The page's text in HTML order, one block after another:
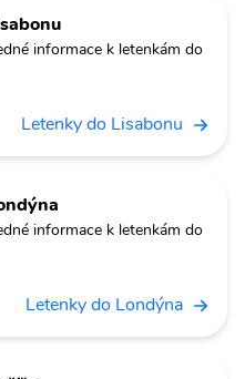
informace k letenkám do
Letenky do Lisabonu
informace k letenkám do
Letenky do Londýna